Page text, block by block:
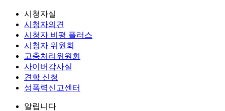
시청자실
시청자의견
시청자 비평 플러스
시청자 위원회
고충처리위원회
사이버감사실
견학 신청
성폭력신고센터
알립니다